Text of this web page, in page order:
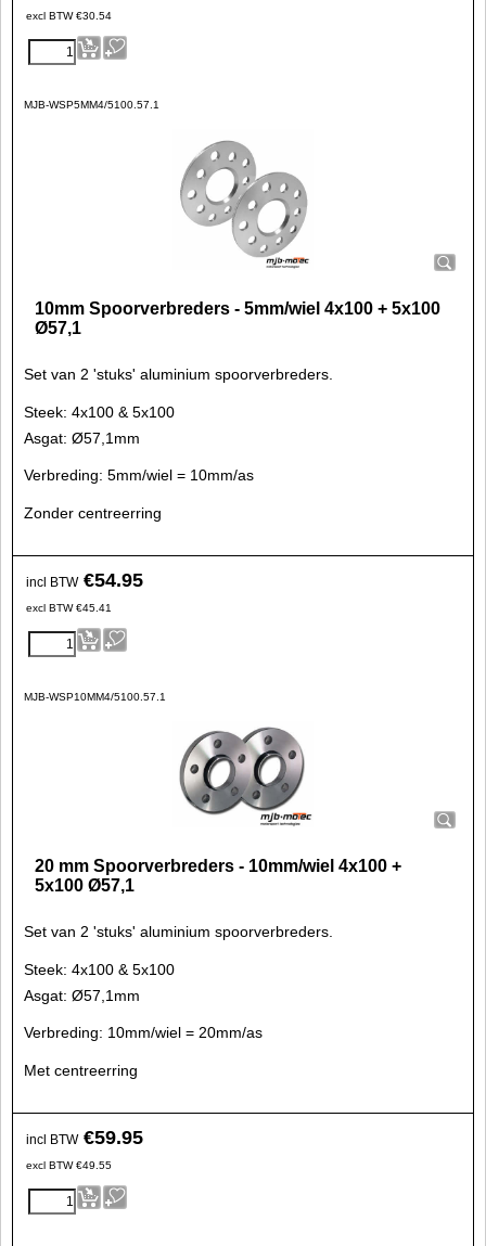
excl BTW €30.54
MJB-WSP5MM4/5100.57.1
10mm Spoorverbreders - 5mm/wiel 4x100 + 5x100
Ø57,1
Set van 2 'stuks' aluminium spoorverbreders.
Steek: 4x100 & 5x100
Asgat: Ø57,1mm
Verbreding: 5mm/wiel = 10mm/as
Zonder centreerring
incl BTW €54.95
excl BTW €45.41
MJB-WSP10MM4/5100.57.1
20 mm Spoorverbreders - 10mm/wiel 4x100 +
5x100 Ø57,1
Set van 2 'stuks' aluminium spoorverbreders.
Steek: 4x100 & 5x100
Asgat: Ø57,1mm
Verbreding: 10mm/wiel = 20mm/as
Met centreerring
incl BTW €59.95
excl BTW €49.55